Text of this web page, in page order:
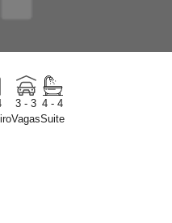
3 - 3
Vagas
4 - 4
Suite